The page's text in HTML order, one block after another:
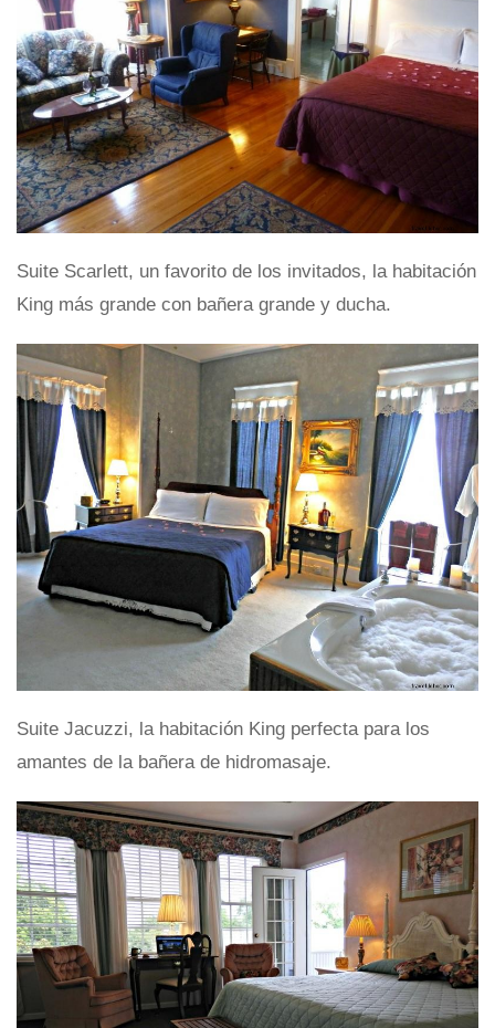
Suite Scarlett, un favorito de los invitados, la habitación
King más grande con bañera grande y ducha.
Suite Jacuzzi, la habitación King perfecta para los
amantes de la bañera de hidromasaje.